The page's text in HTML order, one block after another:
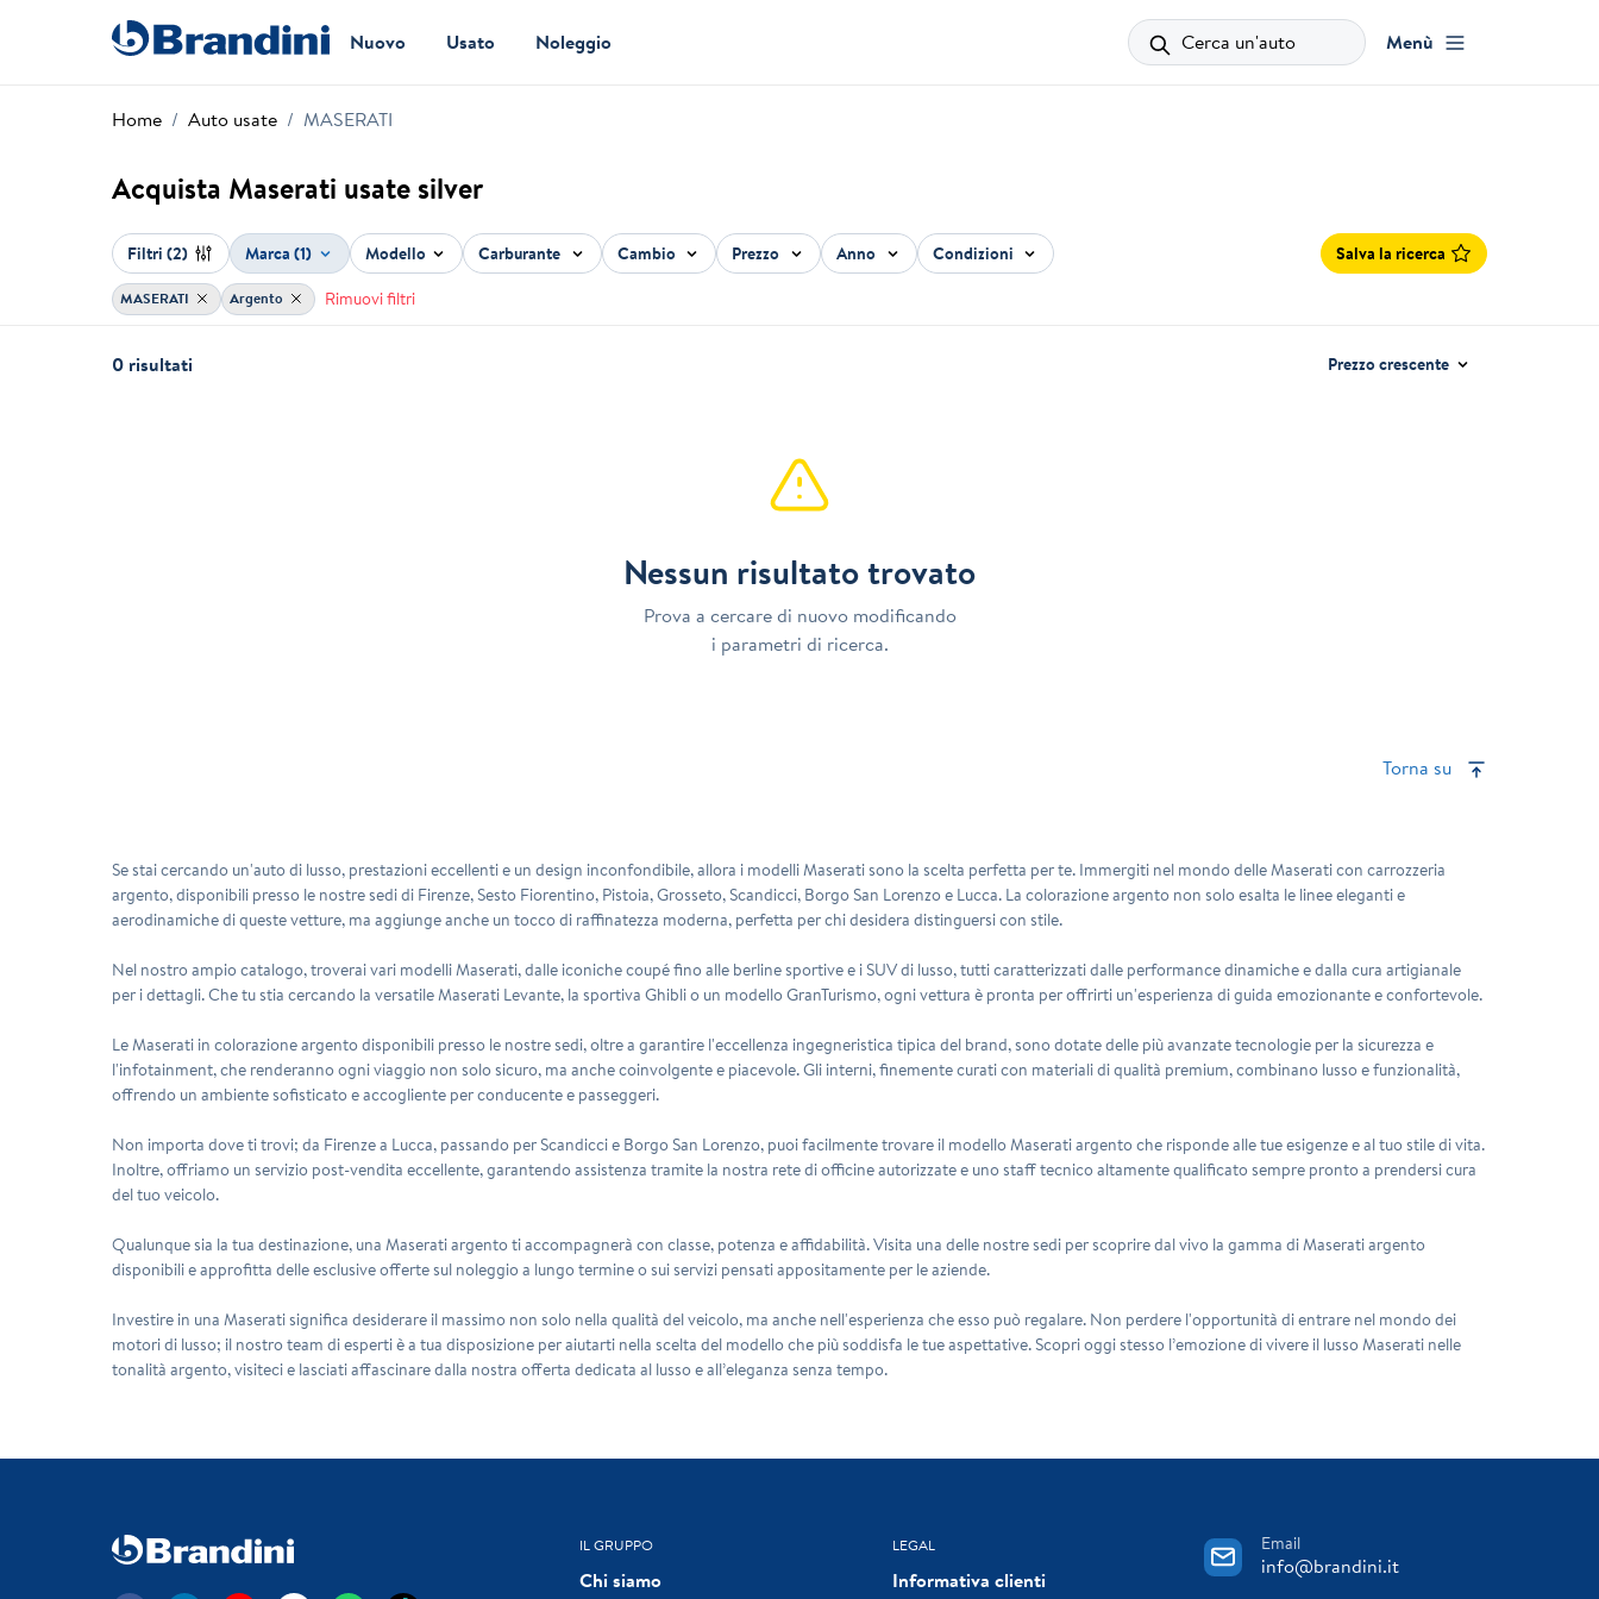
Nuovo Usato Noleggio Cerca un'auto Menù
Home Auto usate MASERATI
Acquista Maserati usate silver
Filtri(2) Marca (1) Modello Carburante Cambio Prezzo Anno Condizioni Salva la ricerca
MASERATI Argento Rimuovi filtri
0 risultati Prezzo crescente
Nessun risultato trovato
Prova a cercare di nuovo modificando
i parametri di ricerca.
Torna su
Se stai cercando un'auto di lusso, prestazioni eccellenti e un design inconfondibile, allora i modelli Maserati sono la scelta perfetta per te. Immergiti nel mondo delle Maserati con carrozzeria
argento, disponibili presso le nostre sedi di Firenze, Sesto Fiorentino, Pistoia, Grosseto, Scandicci, Borgo San Lorenzo e Lucca. La colorazione argento non solo esalta le linee eleganti e
aerodinamiche di queste vetture, ma aggiunge anche un tocco di raffinatezza moderna, perfetta per chi desidera distinguersi con stile.
Nel nostro ampio catalogo, troverai vari modelli Maserati, dalle iconiche coupé fino alle berline sportive e i SUV di lusso, tutti caratterizzati dalle performance dinamiche e dalla cura artigianale
per i dettagli. Che tu stia cercando la versatile Maserati Levante, la sportiva Ghibli o un modello GranTurismo, ogni vettura è pronta per offrirti un'esperienza di guida emozionante e confortevole.
Le Maserati in colorazione argento disponibili presso le nostre sedi, oltre a garantire l'eccellenza ingegneristica tipica del brand, sono dotate delle più avanzate tecnologie per la sicurezza e
l'infotainment, che renderanno ogni viaggio non solo sicuro, ma anche coinvolgente e piacevole. Gli interni, finemente curati con materiali di qualità premium, combinano lusso e funzionalità,
offrendo un ambiente sofisticato e accogliente per conducente e passeggeri.
Non importa dove ti trovi; da Firenze a Lucca, passando per Scandicci e Borgo San Lorenzo, puoi facilmente trovare il modello Maserati argento che risponde alle tue esigenze e al tuo stile di vita.
Inoltre, offriamo un servizio post-vendita eccellente, garantendo assistenza tramite la nostra rete di officine autorizzate e uno staff tecnico altamente qualificato sempre pronto a prendersi cura
del tuo veicolo.
Qualunque sia la tua destinazione, una Maserati argento ti accompagnerà con classe, potenza e affidabilità. Visita una delle nostre sedi per scoprire dal vivo la gamma di Maserati argento
disponibili e approfitta delle esclusive offerte sul noleggio a lungo termine o sui servizi pensati appositamente per le aziende.
Investire in una Maserati significa desiderare il massimo non solo nella qualità del veicolo, ma anche nell'esperienza che esso può regalare. Non perdere l'opportunità di entrare nel mondo dei
motori di lusso; il nostro team di esperti è a tua disposizione per aiutarti nella scelta del modello che più soddisfa le tue aspettative. Scopri oggi stesso l’emozione di vivere il lusso Maserati nelle
tonalità argento, visiteci e lasciati affascinare dalla nostra offerta dedicata al lusso e all’eleganza senza tempo.
IL GRUPPO
Chi siamo
LEGAL
Informativa clienti
Email
info@brandini.it